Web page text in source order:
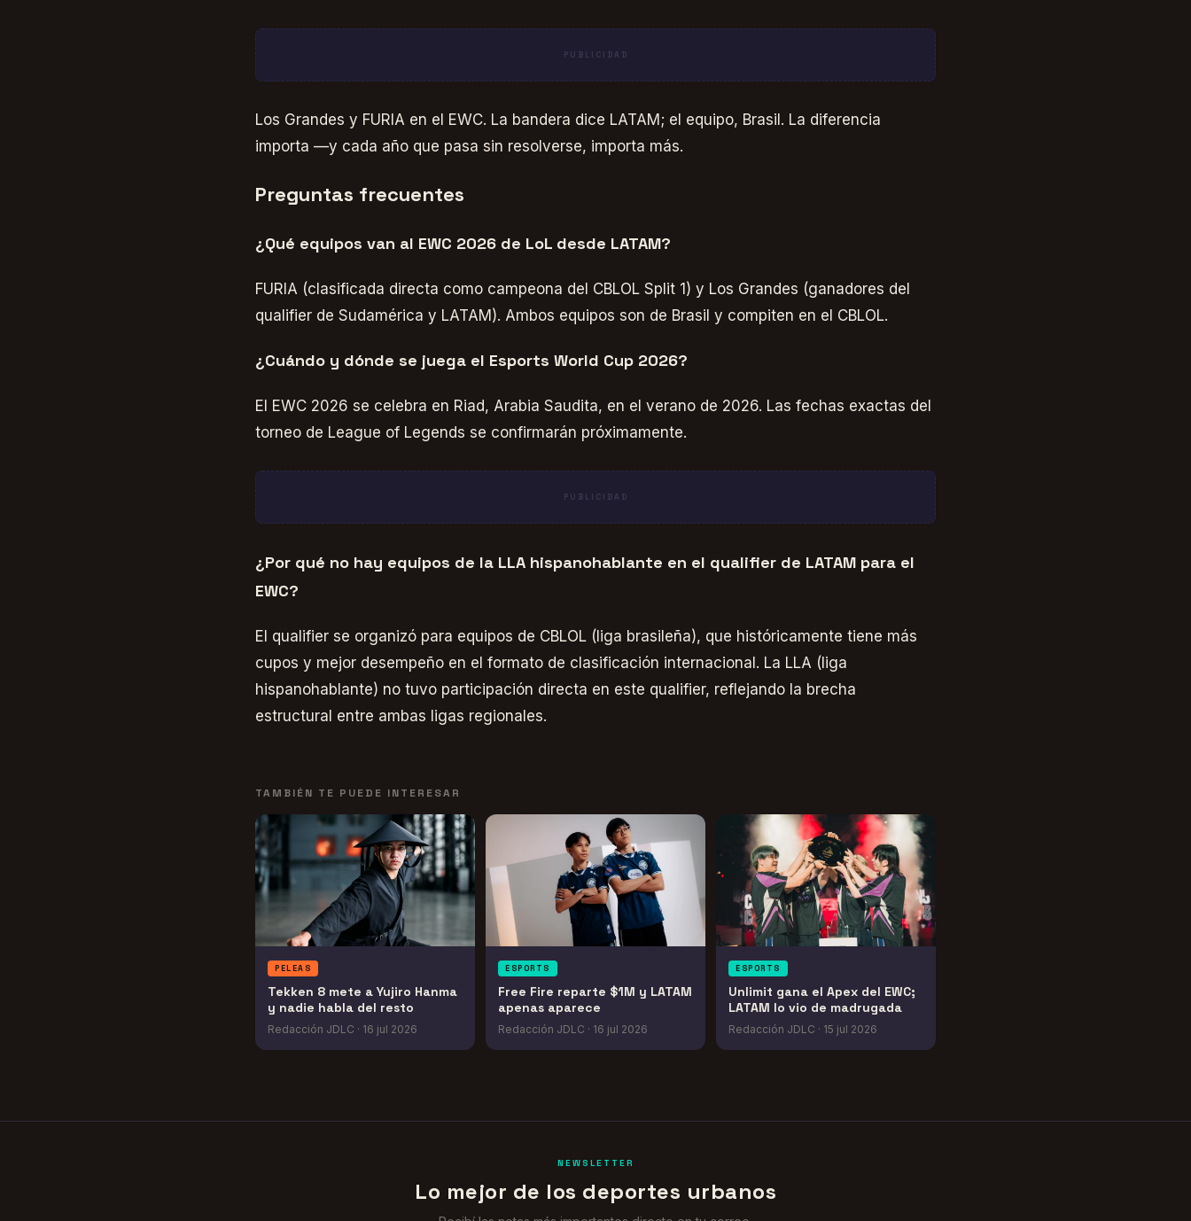
PUBLICIDAD
Los Grandes y FURIA en el EWC. La bandera dice LATAM; el equipo, Brasil. La diferencia
importa —y cada año que pasa sin resolverse, importa más.
Preguntas frecuentes
¿Qué equipos van al EWC 2026 de LoL desde LATAM?
FURIA (clasificada directa como campeona del CBLOL Split 1) y Los Grandes (ganadores del
qualifier de Sudamérica y LATAM). Ambos equipos son de Brasil y compiten en el CBLOL.
¿Cuándo y dónde se juega el Esports World Cup 2026?
El EWC 2026 se celebra en Riad, Arabia Saudita, en el verano de 2026. Las fechas exactas del
torneo de League of Legends se confirmarán próximamente.
PUBLICIDAD
¿Por qué no hay equipos de la LLA hispanohablante en el qualifier de LATAM para el
EWC?
El qualifier se organizó para equipos de CBLOL (liga brasileña), que históricamente tiene más
cupos y mejor desempeño en el formato de clasificación internacional. La LLA (liga
hispanohablante) no tuvo participación directa en este qualifier, reflejando la brecha
estructural entre ambas ligas regionales.
TAMBIÉN TE PUEDE INTERESAR
PELEAS
Tekken 8 mete a Yujiro Hanma
y nadie habla del resto
Redacción JDLC · 16 jul 2026
ESPORTS
Free Fire reparte $1M y LATAM
apenas aparece
Redacción JDLC · 16 jul 2026
ESPORTS
Unlimit gana el Apex del EWC;
LATAM lo vio de madrugada
Redacción JDLC · 15 jul 2026
NEWSLETTER
Lo mejor de los deportes urbanos